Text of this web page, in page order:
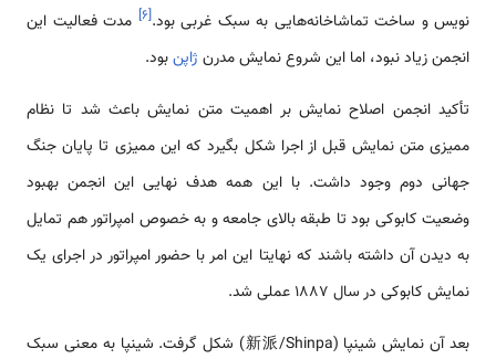
نویس و ساخت تماشاخانه‌هایی به سبک غربی بود.[۶] مدت فعالیت این
انجمن زیاد نبود، اما این شروع نمایش مدرن ژاپنبود.
تأکید انجمن اصلاح نمایش بر اهمیت متن نمایش باعث شد تا نظام
ممیزی متن نمایش قبل از اجرا شکل بگیرد که این ممیزی تا پایان جنگ
جهانی دوم وجود داشت. با این همه هدف نهایی این انجمن بهبود
وضعیت کابوکی بود تا طبقه بالای جامعه و به خصوص امپراتور هم تمایل
به دیدن آن داشته باشند که نهایتا این امر با حضور امپراتور در اجرای یک
نمایش کابوکی در سال 1887 عملی شد.
بعد آن نمایش شینپا (新派/Shinpa) شکل گرفت. شینپا به معنی سبک